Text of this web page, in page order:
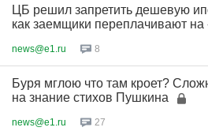
ЦБ решил запретить дешевую
как заемщики переплачивают на
news@e1.ru 8
Буря мглою что там кроет?
на знание стихов Пушкина
news@e1.ru 27